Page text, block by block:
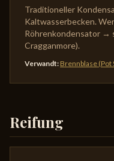
Traditioneller
Kaltwasserbecken.
Röhrenkondensator →
Cragganmore).
Verwandt: Brennblase (Pot
Reifung